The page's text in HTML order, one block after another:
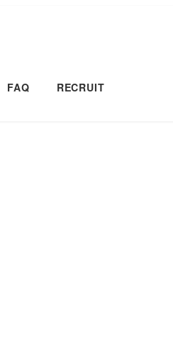
FAQ RECRUIT